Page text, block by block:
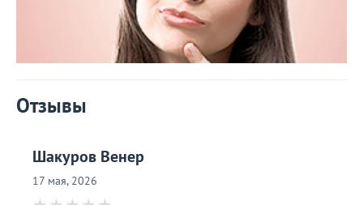
Отзывы
Шакуров Венер
17 мая, 2026